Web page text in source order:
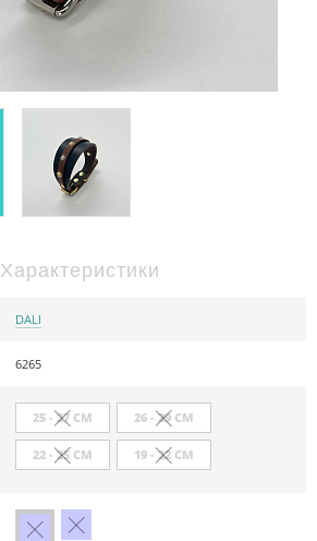
Характеристики
DALI
6265
25 - 27 СМ 26 - 29 СМ
22 - 25 СМ 19 - 22 СМ